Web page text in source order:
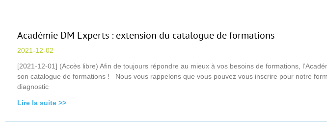
Académie DM Experts : extension du catalogue de formations
2021-12-02
[2021-12-01] (Accès libre) Afin de toujours répondre au mieux à vos besoins de formations,
son catalogue de formations ! Nous vous rappelons que vous pouvez vous inscrire pour notre
diagnostic
Lire la suite >>